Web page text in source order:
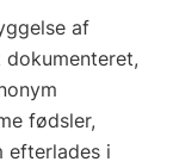
af
fødsler,
efterlades i